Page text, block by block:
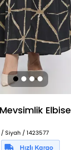
Elbise
/ Siyah / 1423577